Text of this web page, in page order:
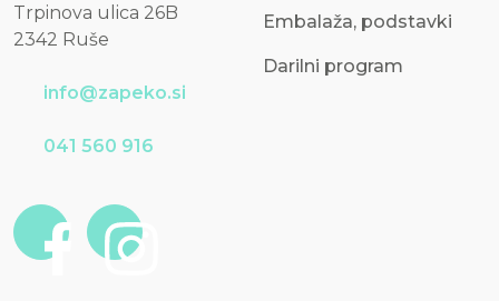
Trpinova ulica 26B
2342 Ruše
info@zapeko.si
041 560 916
Embalaža, podstavki
Darilni program